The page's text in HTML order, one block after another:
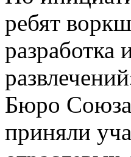
ребят
разработка
Бюро Союза
приняли